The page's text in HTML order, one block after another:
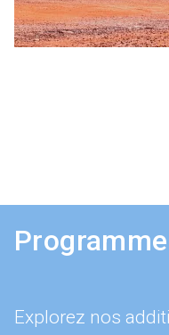
Explorez nos